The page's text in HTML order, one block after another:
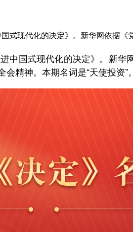
式现代化的决定》。新华网依据
中国式现代化的决定》。新
精神。本期名词是“天使投资”。